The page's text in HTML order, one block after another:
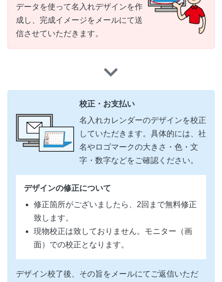
データを使って名入れデザインを作
成し、完成イメージをメールにて送
信させていただきます。
校正・お支払い
名入れカレンダーのデザインを校正
していただきます。具体的には、社
名やロゴマークの大きさ・色・文
字・数字などをご確認ください。
デザインの修正について
修正箇所がございましたら、2回まで無料修正
致します。
現物校正は致しておりません。モニター（画
面）での校正となります。
デザイン校了後、その旨をメールにてご返信いただ